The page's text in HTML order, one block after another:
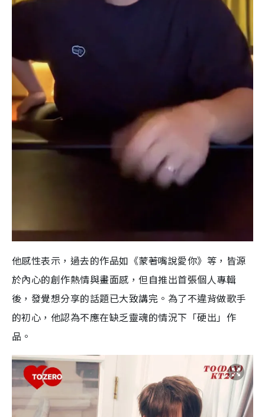
他感性表示，過去的作品如《蒙著嘴說愛你》等，皆源
於內心的創作熱情與畫面感，但自推出首張個人專輯
後，發覺想分享的話題已大致講完。為了不違背做歌手
的初心，他認為不應在缺乏靈魂的情況下「硬出」作
品。